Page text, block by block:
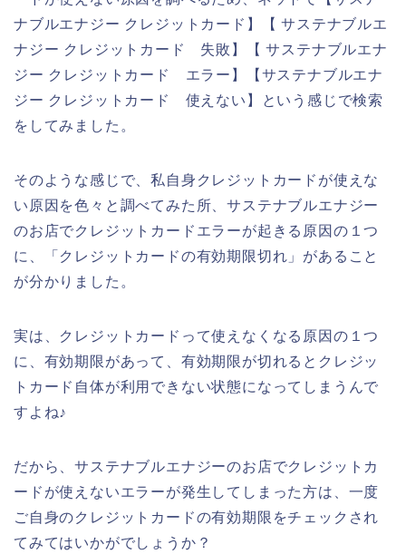
ナブルエナジー クレジットカード】【 サステナブルエ
ナジー クレジットカード 失敗】【 サステナブルエナ
ジー クレジットカード エラー】【サステナブルエナ
ジー クレジットカード 使えない】という感じで検索
をしてみました。
そのような感じで、私自身クレジットカードが使えな
い原因を色々と調べてみた所、サステナブルエナジー
のお店でクレジットカードエラーが起きる原因の１つ
に、「クレジットカードの有効期限切れ」があること
が分かりました。
実は、クレジットカードって使えなくなる原因の１つ
に、有効期限があって、有効期限が切れるとクレジッ
トカード自体が利用できない状態になってしまうんで
すよね♪
だから、サステナブルエナジーのお店でクレジットカ
ードが使えないエラーが発生してしまった方は、一度
ご自身のクレジットカードの有効期限をチェックされ
てみてはいかがでしょうか？